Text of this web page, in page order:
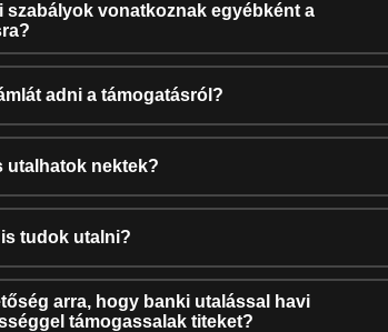
szabályok vonatkoznak egyébként a
adni a támogatásról?
utalhatok nektek?
tudok utalni?
arra, hogy banki utalással havi
támogassalak titeket?